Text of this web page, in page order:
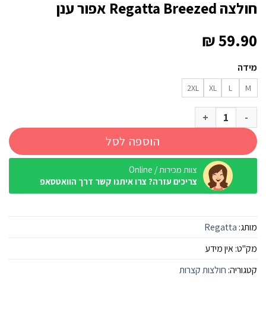
חולצה Regatta Breezed אפור ענן
₪59.90
מידה
M
L
XL
2XL
כמות של חולצה Regatta Breezed אפור ענן
הוספה לסל
צוות מכירות / Online
צריכים עזרה? צרו איתנו קשר דרך הוואטסאפ
מותג: Regatta
מק"ט:אין מידע
קטגוריה: חולצות קצרות